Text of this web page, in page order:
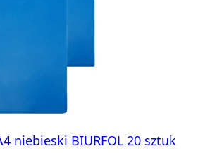
niebieski BIURFOL 20 sztuk